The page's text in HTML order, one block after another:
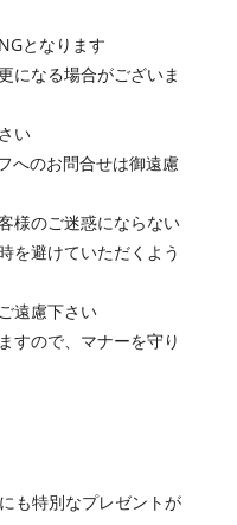
となります
になる場合がございま
い
へのお問合せは御遠慮
様のご迷惑にならない
を避けていただくよう
遠慮下さい
すので、マナーを守り
も特別なプレゼントが